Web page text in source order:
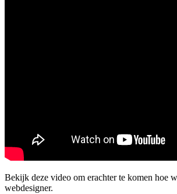
Bekijk deze video om erachter te komen hoe
webdesigner.